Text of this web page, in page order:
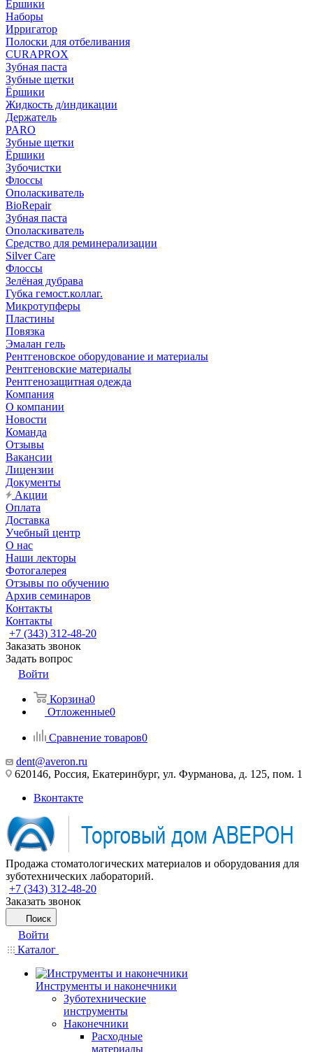
Ёршики
Наборы
Ирригатор
Полоски для отбеливания
CURAPROX
Зубная паста
Зубные щетки
Ёршики
Жидкость д/индикации
Держатель
PARO
Зубные щетки
Ёршики
Зубочистки
Флоссы
Ополаскиватель
BioRepair
Зубная паста
Ополаскиватель
Средство для реминерализации
Silver Care
Флоссы
Зелёная дубрава
Губка гемост.коллаг.
Микротупферы
Пластины
Повязка
Эмалан гель
Рентгеновское оборудование и материалы
Рентгеновские материалы
Рентгенозащитная одежда
Компания
О компании
Новости
Команда
Отзывы
Вакансии
Лицензии
Документы
Акции
Оплата
Доставка
Учебный центр
О нас
Наши лекторы
Фотогалерея
Отзывы по обучению
Архив семинаров
Контакты
Контакты
+7 (343) 312-48-20
Заказать звонок
Задать вопрос
Войти
Корзина0
Отложенные0
Сравнение товаров0
dent@averon.ru
620146, Россия, Екатеринбург, ул. Фурманова, д. 125, пом. 1
Вконтакте
Продажа стоматологических материалов и оборудования для
зуботехнических лабораторий.
+7 (343) 312-48-20
Заказать звонок
Поиск
Войти
Каталог
Инструменты и наконечники
Зуботехнические
инструменты
Наконечники
Расходные
материалы